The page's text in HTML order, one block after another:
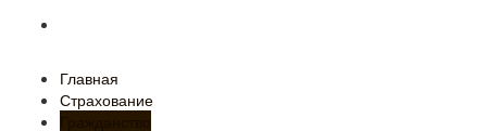
Главная
Страхование